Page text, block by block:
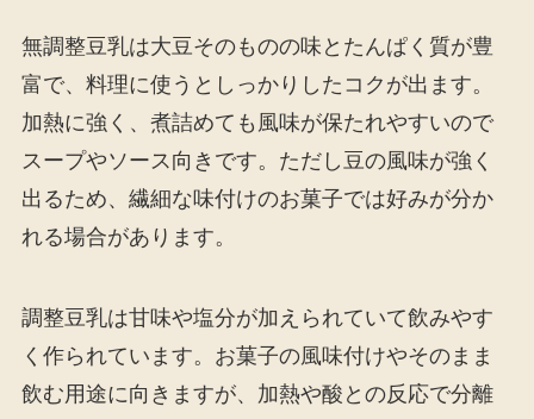
無調整豆乳は大豆そのものの味とたんぱく質が豊
富で、料理に使うとしっかりしたコクが出ます。
加熱に強く、煮詰めても風味が保たれやすいので
スープやソース向きです。ただし豆の風味が強く
出るため、繊細な味付けのお菓子では好みが分か
れる場合があります。
調整豆乳は甘味や塩分が加えられていて飲みやす
く作られています。お菓子の風味付けやそのまま
飲む用途に向きますが、加熱や酸との反応で分離